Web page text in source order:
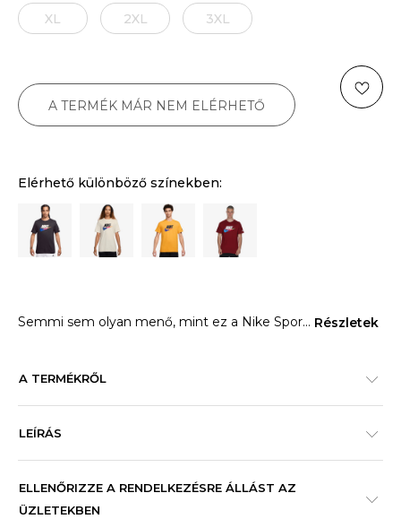
XL 2XL 3XL
A TERMÉK MÁR NEM ELÉRHETŐ
Elérhető különböző színekben:
Semmi sem olyan menő, mint ez a Nike Spor... Részletek
A TERMÉKRŐL
LEÍRÁS
ELLENŐRIZZE A RENDELKEZÉSRE ÁLLÁST AZ
ÜZLETEKBEN